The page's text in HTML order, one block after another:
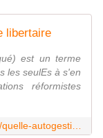
libertaire
est un terme
les seulEs à s'en
réformistes